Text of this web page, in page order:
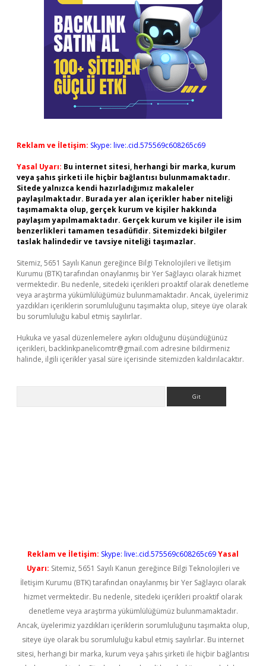
Reklam ve İletişim: Skype: live:.cid.575569c608265c69
Yasal Uyarı: Bu internet sitesi, herhangi bir marka, kurum
veya şahıs şirketi ile hiçbir bağlantısı bulunmamaktadır.
Sitede yalnızca kendi hazırladığımız makaleler
paylaşılmaktadır. Burada yer alan içerikler haber niteliği
taşımamakta olup, gerçek kurum ve kişiler hakkında
paylaşım yapılmamaktadır. Gerçek kurum ve kişiler ile isim
benzerlikleri tamamen tesadüfidir. Sitemizdeki bilgiler
taslak halindedir ve tavsiye niteliği taşımazlar.
Sitemiz, 5651 Sayılı Kanun gereğince Bilgi Teknolojileri ve İletişim
Kurumu (BTK) tarafından onaylanmış bir Yer Sağlayıcı olarak hizmet
vermektedir. Bu nedenle, sitedeki içerikleri proaktif olarak denetleme
veya araştırma yükümlülüğümüz bulunmamaktadır. Ancak, üyelerimiz
yazdıkları içeriklerin sorumluluğunu taşımakta olup, siteye üye olarak
bu sorumluluğu kabul etmiş sayılırlar.
Hukuka ve yasal düzenlemelere aykırı olduğunu düşündüğünüz
içerikleri, backlinkpanelicomtr@gmail.com adresine bildirmeniz
halinde, ilgili içerikler yasal süre içerisinde sitemizden kaldırılacaktır.
Reklam ve İletişim: Skype: live:.cid.575569c608265c69Yasal
Uyarı: Sitemiz, 5651 Sayılı Kanun gereğince Bilgi Teknolojileri ve
İletişim Kurumu (BTK) tarafından onaylanmış bir Yer Sağlayıcı olarak
hizmet vermektedir. Bu nedenle, sitedeki içerikleri proaktif olarak
denetleme veya araştırma yükümlülüğümüz bulunmamaktadır.
Ancak, üyelerimiz yazdıkları içeriklerin sorumluluğunu taşımakta olup,
siteye üye olarak bu sorumluluğu kabul etmiş sayılırlar. Bu internet
sitesi, herhangi bir marka, kurum veya şahıs şirketi ile hiçbir bağlantısı